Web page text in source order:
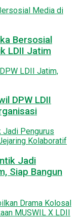
Bersosial
LDII Jatim
DPW LDII
Jadi
Siap Bangun